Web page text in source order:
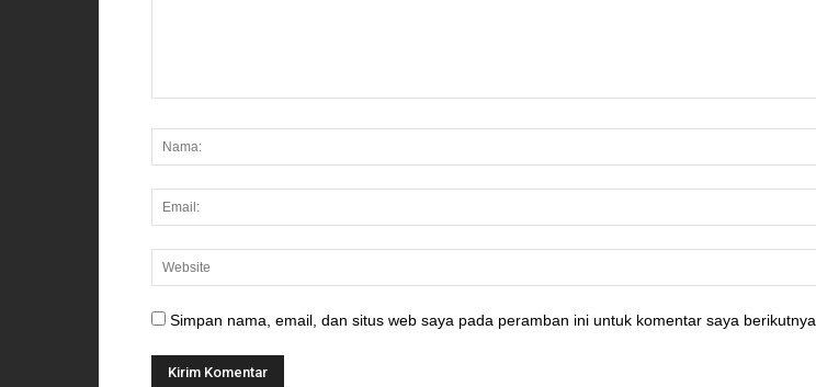
Simpan nama, email, dan situs web saya pada peramban ini untuk komentar saya berikutnya.